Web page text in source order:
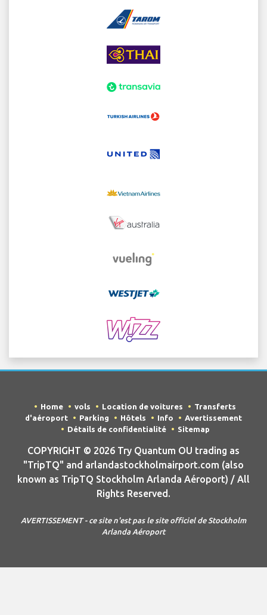
Home vols Location de voitures
Transferts
d'aéroport
Parking Hôtels Info
Avertissement
Détails de confidentialité
Sitemap
COPYRIGHT © 2026 Try Quantum OU trading as
"TripTQ" and arlandastockholmairport.com (also
known as TripTQ Stockholm Arlanda Aéroport) / All
Rights Reserved.
AVERTISSEMENT - ce site n'est pas le site officiel de Stockholm
Arlanda Aéroport